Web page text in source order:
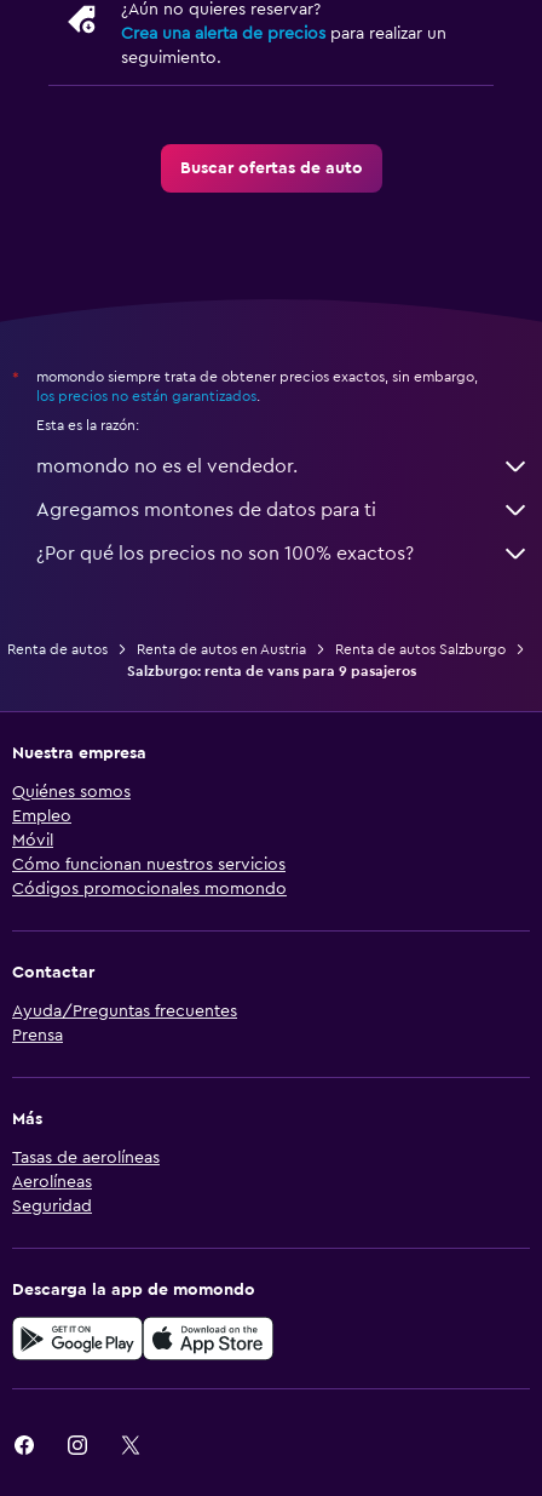
¿Aún no quieres reservar?
Crea una alerta de precios para realizar un
seguimiento.
Buscar ofertas de auto
*
momondo siempre trata de obtener precios exactos, sin embargo,
los precios no están garantizados
Esta es la razón:
momondo no es el vendedor.
Agregamos montones de datos para ti
¿Por qué los precios no son 100% exactos?
Renta de autos Renta de autos en Austria
Renta de autos Salzburgo
Salzburgo: renta de vans para 9 pasajeros
Nuestra empresa
Quiénes somos
Empleo
Móvil
Cómo funcionan nuestros servicios
Códigos promocionales momondo
Contactar
Ayuda/Preguntas frecuentes
Prensa
Más
Tasas de aerolíneas
Aerolíneas
Seguridad
Descarga la app de momondo